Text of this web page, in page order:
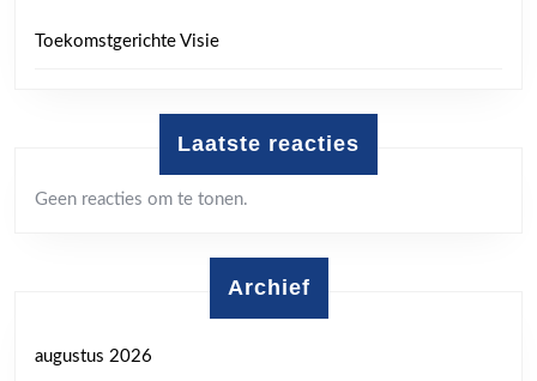
Toekomstgerichte Visie
Laatste reacties
Geen reacties om te tonen.
Archief
augustus 2026